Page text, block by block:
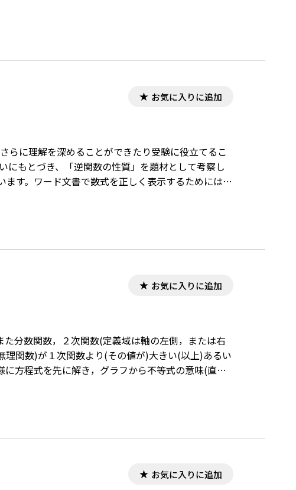
お気に入りに追加
らに理解を深めることができたり受験に役立てるこ
もとづき、「逆関数の性質」を題材として考察し
す。ワード文書で数式を正しく表示するためには、
お気に入りに追加
分数関数，２次関数(定義域は軸の左側，または右
関数)が１次関数より(その値が)大きい(以上)あるい
方程式を先に解き，グラフから不等式の意味(直角
のような誤答から指導法やその徹底を学ぶところ
お気に入りに追加